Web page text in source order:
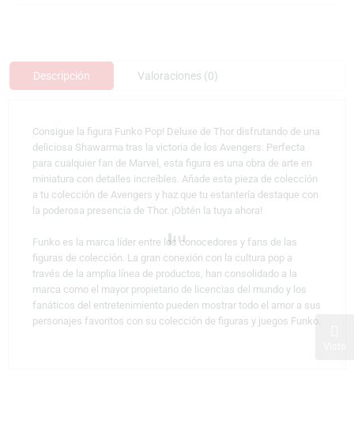
Descripción Valoraciones (0)
Consigue la figura Funko Pop! Deluxe de Thor disfrutando de una
deliciosa Shawarma tras la victoria de los Avengers. Perfecta
para cualquier fan de Marvel, esta figura es una obra de arte en
miniatura con detalles increíbles. Añade esta pieza de colección
a tu colección de Avengers y haz que tu estantería destaque con
la poderosa presencia de Thor. ¡Obtén la tuya ahora!
Funko es la marca líder entre los conocedores y fans de las
figuras de colección. La gran conexión con la cultura pop a
través de la amplia línea de productos, han consolidado a la
marca como el mayor propietario de licencias del mundo y los
fanáticos del entretenimiento pueden mostrar todo el amor a sus
personajes favoritos con su colección de figuras y juegos Funko.